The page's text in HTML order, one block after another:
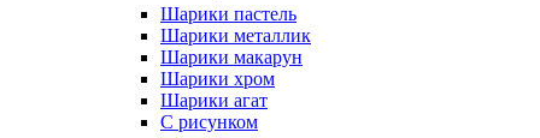
Шарики пастель
Шарики металлик
Шарики макарун
Шарики хром
Шарики агат
С рисунком